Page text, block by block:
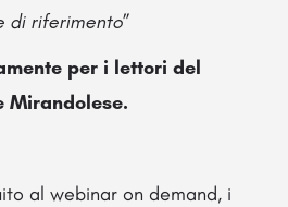
di riferimento”
per i lettori del
Mirandolese.
al webinar on demand, i